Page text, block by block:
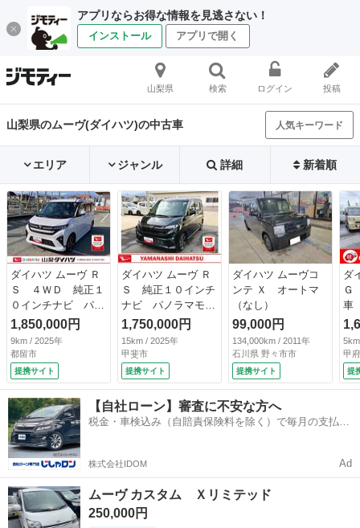
アプリならお得な情報を見逃さない！
インストール アプリで開く
山梨県 検索 ログイン 投稿
山梨県のムーヴ(ダイハツ)の中古車 人気キーワード
エリア ジャンル 詳細 新着順
ダイハツ ムーヴ Ｒ
Ｓ ４ＷＤ 純正１
０インチナビ パノ
ラマモニター スマ
ートアシスト・フル
ＬＥＤヘッドラン
プ・ＬＥＤフォグラ
ンプ・アルミホイー
ル・プッシュエンジ
ンスタート・両側パ
ワースライドドア・
ＵＳＢソケット
（検10.6）
1,850,000円
9km / 2025年
都留市
提携サイト
ダイハツ ムーヴ Ｒ
Ｓ 純正１０インチ
ナビ パノラマモニ
ター スマートアシ
スト・フルＬＥＤヘ
ッドランプ・ＬＥＤ
フォグランプ・アル
ミホイール・プッシ
ュエンジンスター
ト・両側パワースラ
イドドア・ＵＳＢソ
1,750,000円
15km / 2025年
甲斐市
提携サイト
ダイハツ ムーヴコ
ンテ Ｘ オートマ
（なし）
99,000円
134,000km / 2011年
石川県 野々市市
提携サイト
ダ
Ｇ
車
ド
ド
プ
ー
ー
ー
ト
甲
提
【自社ローン】審査に不安な方へ
税金・車検込み（自賠責保険料を除く）で毎月の支払額
株式会社IDOM Ad
ムーヴ カスタム Ｘリミテッド
250,000円